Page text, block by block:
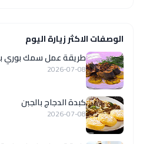
الوصفات الاكثر زيارة اليوم
طريقة عمل سمك بوري
2026-07-08
كبدة الدجاج بالجبن
2026-07-08